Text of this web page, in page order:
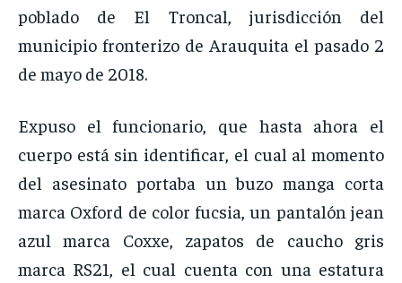
poblado de El Troncal, jurisdicción del
municipio fronterizo de Arauquita el pasado 2
de mayo de 2018.
Expuso el funcionario, que hasta ahora el
cuerpo está sin identificar, el cual al momento
del asesinato portaba un buzo manga corta
marca Oxford de color fucsia, un pantalón jean
azul marca Coxxe, zapatos de caucho gris
marca RS21, el cual cuenta con una estatura